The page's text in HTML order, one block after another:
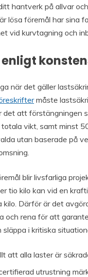
hantverk på allvar
lösa föremål har sina
vid kurvtagning och
när det gäller
måste
det att
vikt, samt minst
utan baserade på
blir livsfarliga
tio kilo kan vid en
kilo. Därför är det
och rena för att
i kritiska
att alla laster är
utrustning